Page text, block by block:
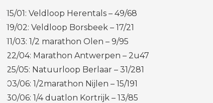
15/01: Veldloop Herentals – 49/68
19/02: Veldloop Borsbeek – 17/21
11/03: 1/2 marathon Olen – 9/95
22/04: Marathon Antwerpen – 2u47
25/05: Natuurloop Berlaar – 31/281
03/06: 1/2marathon Nijlen – 15/191
30/06: 1/4 duatlon Kortrijk – 13/85